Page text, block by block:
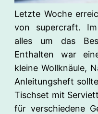
Letzte Woche
von supercraft.
alles um das
Enthalten war
kleine Wollknäule,
Anleitungsheft
Tischset mit
für verschiedene